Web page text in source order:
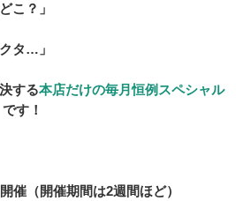
こ？」
タ…」
する本店だけの毎月恒例スペシャル
す！
催（開催期間は2週間ほど）